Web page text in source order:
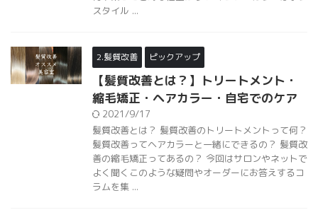
【髪質改善とは？】トリートメント・
2021/9/17
髪質改善とは？ 髪質改善のトリートメントって何？
髪質改善ってヘアカラーと一緒にできるの？ 髪質改
善の縮毛矯正ってあるの？ 今回はサロンやネットで
よく聞くこのような疑問やオーダーにお答えするコ
ラムを集 ...
ピックアップ メンズヘアスタイル
メンズヘアスタイル（メンズ髪型）人